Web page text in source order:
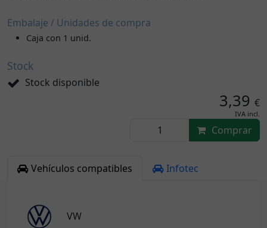
Embalaje / Unidades de compra
Caja con 1 unid.
Stock
Stock disponible
3,39 €
IVA incl.
Comprar
Vehículos compatibles Infotec
VW